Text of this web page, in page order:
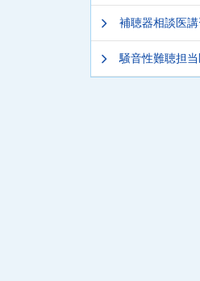
補聴器相談医
騒音性難聴担